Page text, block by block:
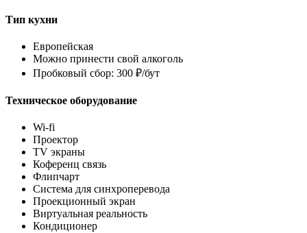
Тип кухни
Европейская
Можно принести свой алкоголь
Пробковый сбор: 300 ₽/бут
Техническое оборудование
Wi-fi
Проектор
TV экраны
Коференц связь
Флипчарт
Система для синхроперевода
Проекционный экран
Виртуальная реальность
Кондиционер